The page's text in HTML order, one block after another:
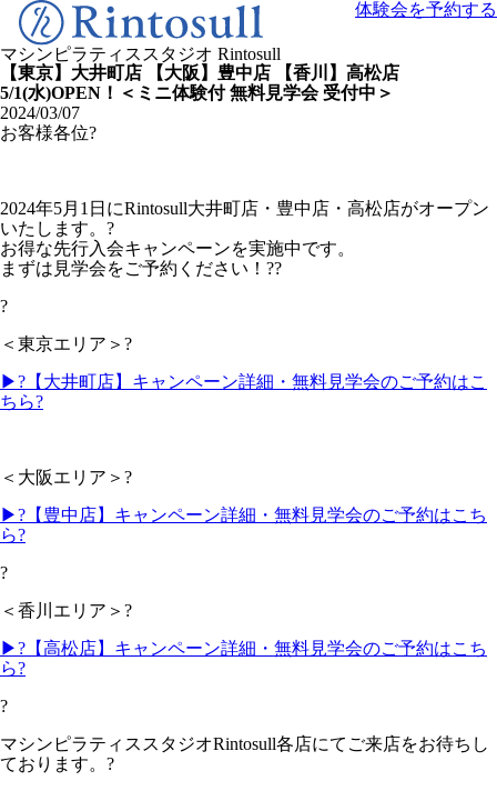
マシンピラティススタジオ Rintosull
体験会を予約する
【東京】大井町店 【大阪】豊中店 【香川】高松店
5/1(水)OPEN！＜ミニ体験付 無料見学会 受付中＞
2024/03/07
お客様各位?
2024年5月1日にRintosull大井町店・豊中店・高松店がオープン
いたします。?
お得な先行入会キャンペーンを実施中です。
まずは見学会をご予約ください！??
?
＜東京エリア＞?
▶?【大井町店】キャンペーン詳細・無料見学会のご予約はこ
ちら?
＜大阪エリア＞?
▶?【豊中店】キャンペーン詳細・無料見学会のご予約はこち
ら?
?
＜香川エリア＞?
▶?【高松店】キャンペーン詳細・無料見学会のご予約はこち
ら?
?
マシンピラティススタジオRintosull各店にてご来店をお待ちし
ております。?